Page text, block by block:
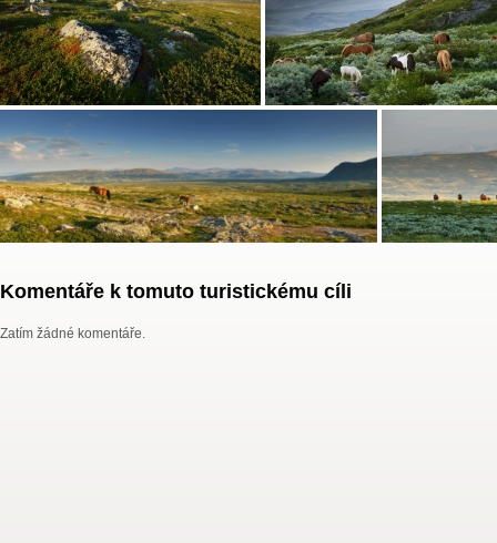
Komentáře k tomuto turistickému cíli
Zatím žádné komentáře.